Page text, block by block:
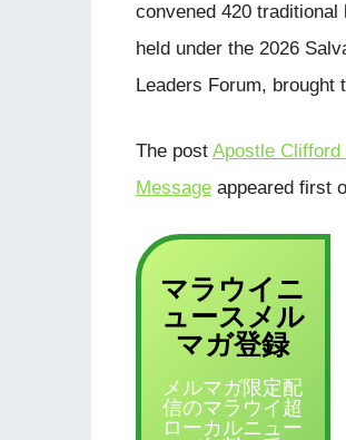
convened 420
held under the 2026
Leaders Forum,
The post Apostle Clifford
Message appeared first
マラウイニ
ュース メル
マガ登録
メルマガ限定配
信のマラウイ超
ローカルニュー